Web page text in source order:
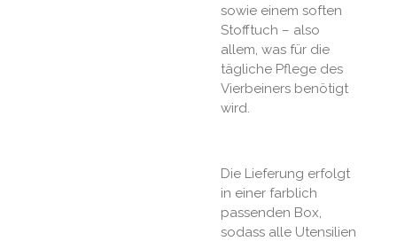
sowie einem soften
Stofftuch – also
allem, was für die
tägliche Pflege des
Vierbeiners benötigt
wird.
Die Lieferung erfolgt
in einer farblich
passenden Box,
sodass alle Utensilien